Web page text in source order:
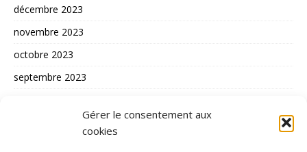
Gérer le consentement aux
cookies
décembre 2023
novembre 2023
octobre 2023
septembre 2023